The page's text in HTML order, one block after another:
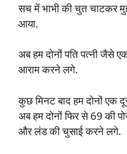
सच में भाभी की चुत चाटकर
आया.
अब हम दोनों पति पत्नी जैसे
आराम करने लगे.
कुछ मिनट बाद हम दोनों एक
अब हम दोनों फिर से 69 की
और लंड की चुसाई करने लगे.